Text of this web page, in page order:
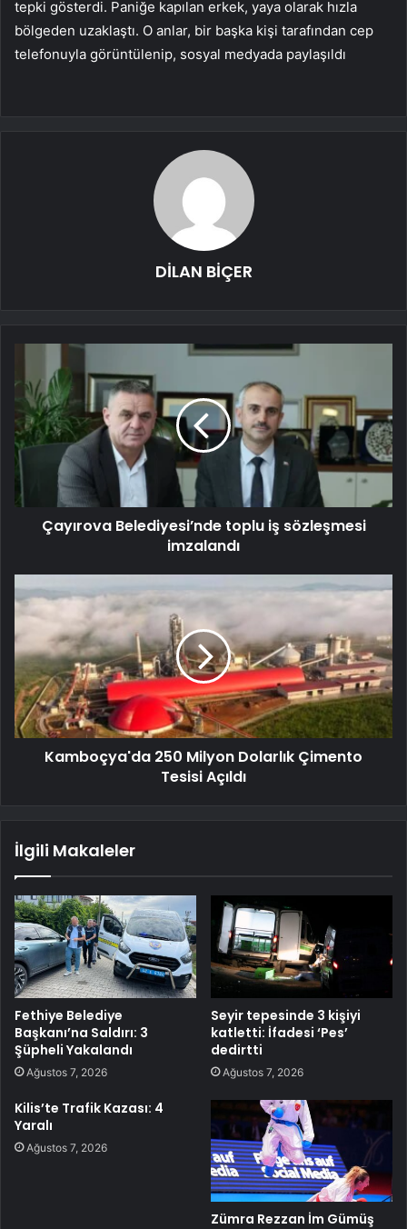
tepki gösterdi. Paniğe kapılan erkek, yaya olarak hızla
bölgeden uzaklaştı. O anlar, bir başka kişi tarafından cep
telefonuyla görüntülenip, sosyal medyada paylaşıldı
DİLAN BİÇER
Çayırova Belediyesi’nde toplu iş sözleşmesi
imzalandı
Kamboçya'da 250 Milyon Dolarlık Çimento
Tesisi Açıldı
İlgili Makaleler
Fethiye Belediye
Başkanı’na Saldırı: 3
Şüpheli Yakalandı
Ağustos 7, 2026
Seyir tepesinde 3 kişiyi
katletti: İfadesi ‘Pes’
dedirtti
Ağustos 7, 2026
Kilis’te Trafik Kazası: 4
Yaralı
Ağustos 7, 2026
Zümra Rezzan İm Gümüş